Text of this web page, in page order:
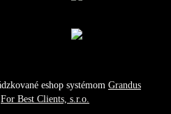
eshop systémom Grandus
For Best Clients, s.r.o.